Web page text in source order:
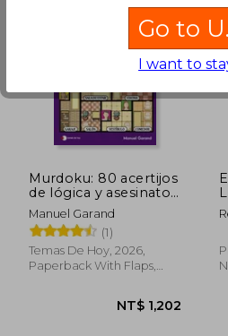
NT$ 767
Murdoku: 80 acertijos
de lógica y asesinatos
(in Spanish)
Manuel Garand
(1)
Temas De Hoy, 2026,
Paperback With Flaps,
Go to
I want to